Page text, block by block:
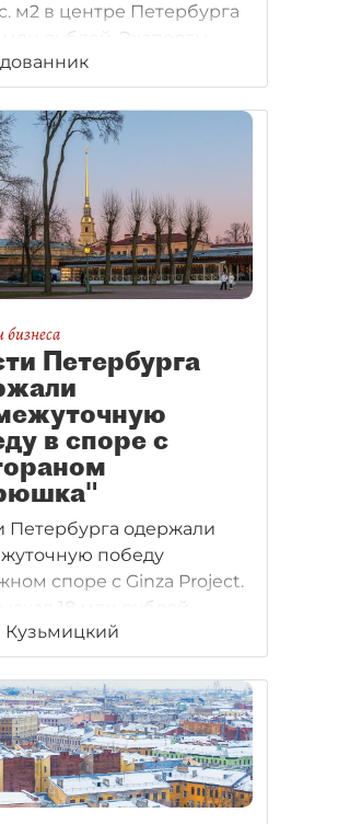
м2 в центре Петербурга
млн рублей. Эксперты
его рыночную
в 600–700 млн.
Петербурга
в споре с
Петербурга одержали
победу
споре с Ginza Project.
18 млн рублей
земли
"Корюшка"
крепости.
Кузьмицкий